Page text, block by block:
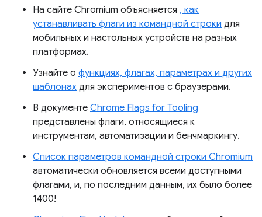
На сайте Chromium объясняется , как
устанавливать флаги из командной строки для
мобильных и настольных устройств на разных
платформах.
Узнайте о функциях, флагах, параметрах и других
шаблонах для экспериментов с браузерами.
В документе Chrome Flags for Tooling
представлены флаги, относящиеся к
инструментам, автоматизации и бенчмаркингу.
Список параметров командной строки Chromium
автоматически обновляется всеми доступными
флагами, и, по последним данным, их было более
1400!